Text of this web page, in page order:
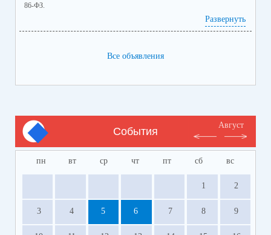
86-ФЗ.
Ознакомиться с программами и ценами можно в
приложенном файле.
Развернуть
Все объявления
События
Август
пн вт ср чт пт сб вс
1 2
3 4 5 6 7 8 9